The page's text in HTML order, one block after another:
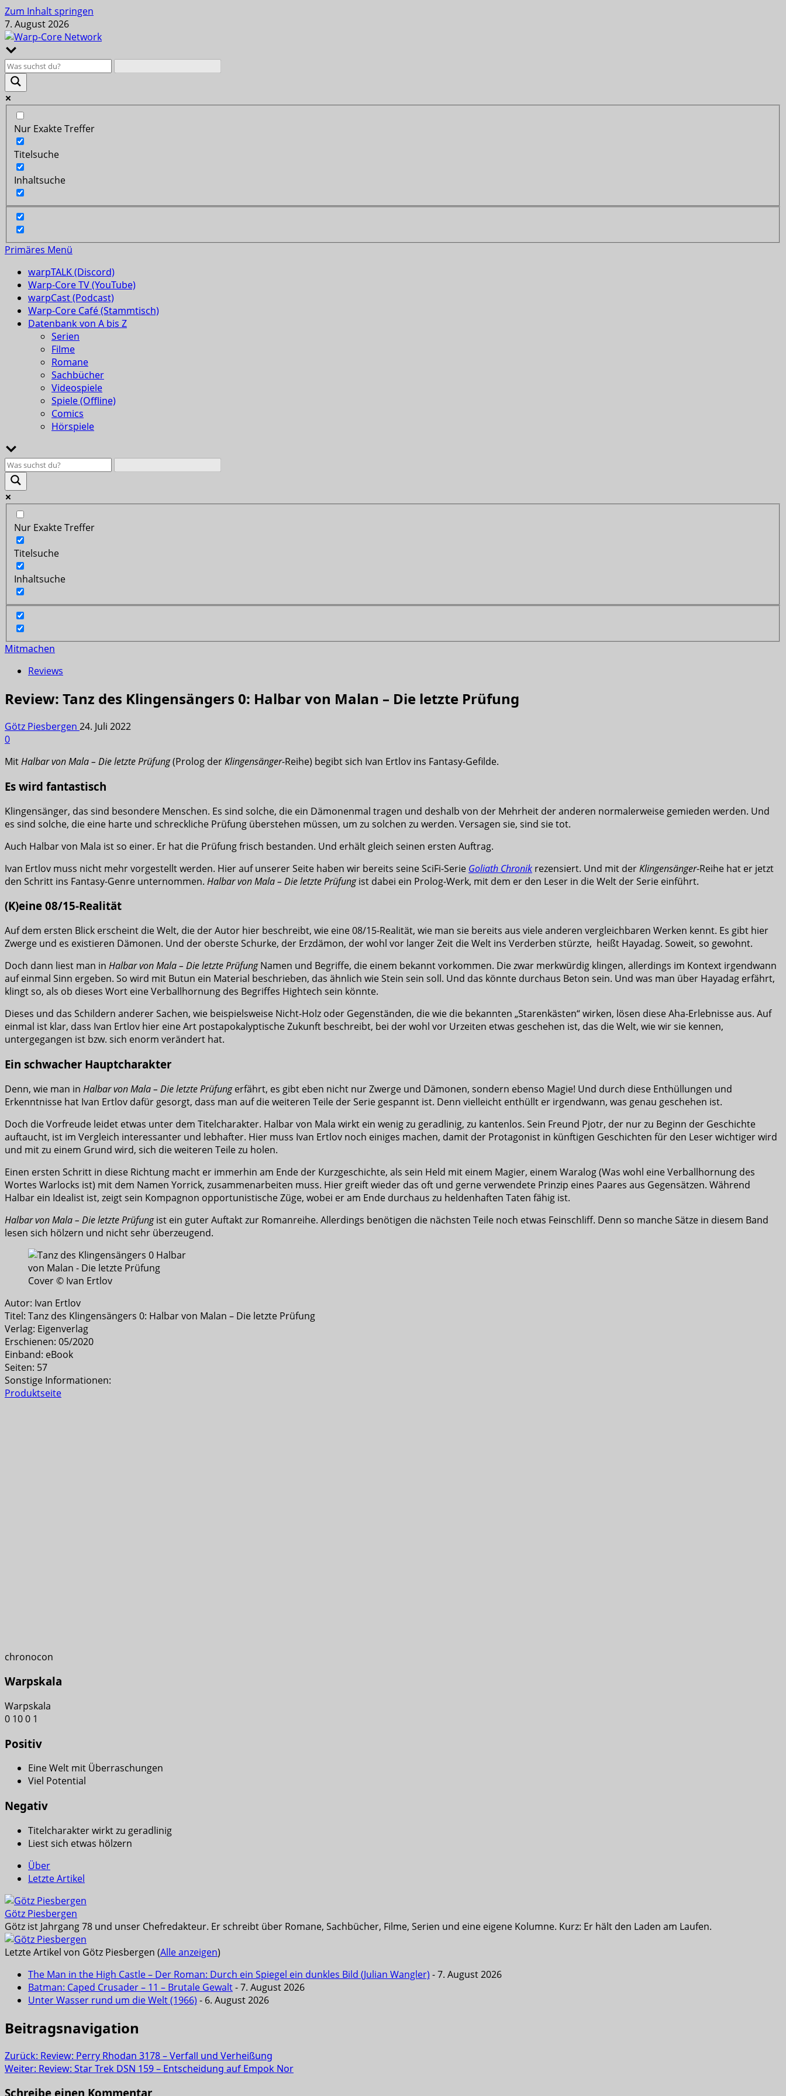
Zum Inhalt springen
7. August 2026
Nur Exakte Treffer
Titelsuche
Inhaltsuche
Primäres Menü
warpTALK (Discord)
Warp-Core TV (YouTube)
warpCast (Podcast)
Warp-Core Café (Stammtisch)
Datenbank von A bis Z
Serien
Filme
Romane
Sachbücher
Videospiele
Spiele (Offline)
Comics
Hörspiele
Nur Exakte Treffer
Titelsuche
Inhaltsuche
Mitmachen
Reviews
Review: Tanz des Klingensängers 0: Halbar von Malan – Die letzte Prüfung
Götz Piesbergen 24. Juli 2022
0
MitHalbar von Mala – Die letzte Prüfung(Prolog derKlingensänger-Reihe) begibt sich Ivan Ertlov ins Fantasy-Gefilde.
Es wird fantastisch
Klingensänger, das sind besondere Menschen. Es sind solche, die ein Dämonenmal tragen und deshalb von der Mehrheit der anderen normalerweise gemieden werden. Und
es sind solche, die eine harte und schreckliche Prüfung überstehen müssen, um zu solchen zu werden. Versagen sie, sind sie tot.
Auch Halbar von Mala ist so einer. Er hat die Prüfung frisch bestanden. Und erhält gleich seinen ersten Auftrag.
Ivan Ertlov muss nicht mehr vorgestellt werden. Hier auf unserer Seite haben wir bereits seine SciFi-Serie Goliath Chronik rezensiert. Und mit derKlingensänger-Reihe hat er jetzt
den Schritt ins Fantasy-Genre unternommen. Halbar von Mala – Die letzte Prüfungist dabei ein Prolog-Werk, mit dem er den Leser in die Welt der Serie einführt.
(K)eine 08/15-Realität
Auf dem ersten Blick erscheint die Welt, die der Autor hier beschreibt, wie eine 08/15-Realität, wie man sie bereits aus viele anderen vergleichbaren Werken kennt. Es gibt hier
Zwerge und es existieren Dämonen. Und der oberste Schurke, der Erzdämon, der wohl vor langer Zeit die Welt ins Verderben stürzte, heißt Hayadag. Soweit, so gewohnt.
Doch dann liest man in Halbar von Mala – Die letzte PrüfungNamen und Begriffe, die einem bekannt vorkommen. Die zwar merkwürdig klingen, allerdings im Kontext irgendwann
auf einmal Sinn ergeben. So wird mit Butun ein Material beschrieben, das ähnlich wie Stein sein soll. Und das könnte durchaus Beton sein. Und was man über Hayadag erfährt,
klingt so, als ob dieses Wort eine Verballhornung des Begriffes Hightech sein könnte.
Dieses und das Schildern anderer Sachen, wie beispielsweise Nicht-Holz oder Gegenständen, die wie die bekannten „Starenkästen“ wirken, lösen diese Aha-Erlebnisse aus. Auf
einmal ist klar, dass Ivan Ertlov hier eine Art postapokalyptische Zukunft beschreibt, bei der wohl vor Urzeiten etwas geschehen ist, das die Welt, wie wir sie kennen,
untergegangen ist bzw. sich enorm verändert hat.
Ein schwacher Hauptcharakter
Denn, wie man in Halbar von Mala – Die letzte Prüfungerfährt, es gibt eben nicht nur Zwerge und Dämonen, sondern ebenso Magie! Und durch diese Enthüllungen und
Erkenntnisse hat Ivan Ertlov dafür gesorgt, dass man auf die weiteren Teile der Serie gespannt ist. Denn vielleicht enthüllt er irgendwann, was genau geschehen ist.
Doch die Vorfreude leidet etwas unter dem Titelcharakter. Halbar von Mala wirkt ein wenig zu geradlinig, zu kantenlos. Sein Freund Pjotr, der nur zu Beginn der Geschichte
auftaucht, ist im Vergleich interessanter und lebhafter. Hier muss Ivan Ertlov noch einiges machen, damit der Protagonist in künftigen Geschichten für den Leser wichtiger wird
und mit zu einem Grund wird, sich die weiteren Teile zu holen.
Einen ersten Schritt in diese Richtung macht er immerhin am Ende der Kurzgeschichte, als sein Held mit einem Magier, einem Waralog (Was wohl eine Verballhornung des
Wortes Warlocks ist) mit dem Namen Yorrick, zusammenarbeiten muss. Hier greift wieder das oft und gerne verwendete Prinzip eines Paares aus Gegensätzen. Während
Halbar ein Idealist ist, zeigt sein Kompagnon opportunistische Züge, wobei er am Ende durchaus zu heldenhaften Taten fähig ist.
Halbar von Mala – Die letzte Prüfungist ein guter Auftakt zur Romanreihe. Allerdings benötigen die nächsten Teile noch etwas Feinschliff. Denn so manche Sätze in diesem Band
lesen sich hölzern und nicht sehr überzeugend.
Cover © Ivan Ertlov
Autor: Ivan Ertlov
Titel: Tanz des Klingensängers 0: Halbar von Malan – Die letzte Prüfung
Verlag: Eigenverlag
Erschienen: 05/2020
Einband: eBook
Seiten: 57
Sonstige Informationen:
Produktseite
chronocon
Warpskala
Warpskala
0 100 1
Positiv
Eine Welt mit Überraschungen
Viel Potential
Negativ
Titelcharakter wirkt zu geradlinig
Liest sich etwas hölzern
Über
Letzte Artikel
Götz Piesbergen
Götz ist Jahrgang 78 und unser Chefredakteur. Er schreibt über Romane, Sachbücher, Filme, Serien und eine eigene Kolumne. Kurz: Er hält den Laden am Laufen.
Letzte Artikel von Götz Piesbergen (Alle anzeigen)
The Man in the High Castle – Der Roman: Durch ein Spiegel ein dunkles Bild (Julian Wangler) - 7. August 2026
Batman: Caped Crusader – 11 – Brutale Gewalt- 7. August 2026
Unter Wasser rund um die Welt (1966) - 6. August 2026
Beitragsnavigation
Zurück: Review: Perry Rhodan 3178 – Verfall und Verheißung
Weiter: Review: Star Trek DSN 159 – Entscheidung auf Empok Nor
Schreibe einen Kommentar